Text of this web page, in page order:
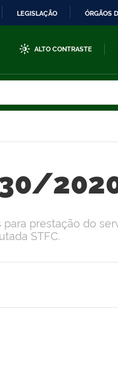
LEGISLAÇÃO ÓRGÃOS
ALTO CONTRASTE
prestação do
STFC.